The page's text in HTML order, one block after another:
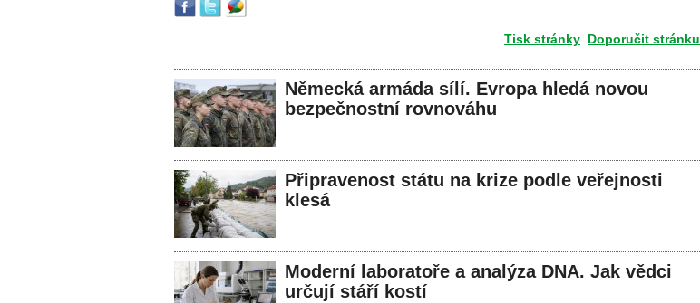
Tisk stránky Doporučit stránku
Německá armáda sílí. Evropa hledá novou
bezpečnostní rovnováhu
Připravenost státu na krize podle veřejnosti
klesá
Moderní laboratoře a analýza DNA. Jak vědci
určují stáří kostí